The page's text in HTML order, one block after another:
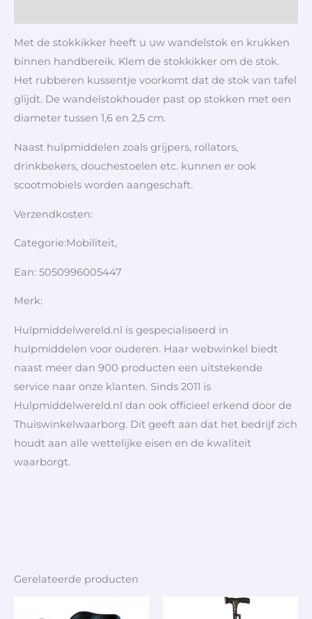
Met de stokkikker heeft u uw wandelstok en krukken
binnen handbereik. Klem de stokkikker om de stok.
Het rubberen kussentje voorkomt dat de stok van tafel
glijdt. De wandelstokhouder past op stokken met een
diameter tussen 1,6 en 2,5 cm.
Naast hulpmiddelen zoals grijpers, rollators,
drinkbekers, douchestoelen etc. kunnen er ook
scootmobiels worden aangeschaft.
Verzendkosten:
Categorie:Mobiliteit,
Ean: 5050996005447
Merk:
Hulpmiddelwereld.nl is gespecialiseerd in
hulpmiddelen voor ouderen. Haar webwinkel biedt
naast meer dan 900 producten een uitstekende
service naar onze klanten. Sinds 2011 is
Hulpmiddelwereld.nl dan ook officieel erkend door de
Thuiswinkelwaarborg. Dit geeft aan dat het bedrijf zich
houdt aan alle wettelijke eisen en de kwaliteit
waarborgt.
Gerelateerde producten